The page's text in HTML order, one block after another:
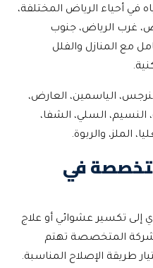
أحياء الرياض المختلفة،
غرب الرياض، جنوب
مع المنازل والفلل
الياسمين، العارض،
النسيم، السلي، الشفا،
الملز، والربوة.
في
إلى تكسير عشوائي أو علاج
المتخصصة تهتم
طريقة الإصلاح المناسبة.